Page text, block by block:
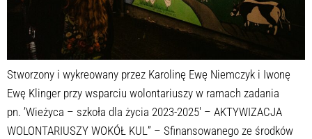
Stworzony i wykreowany przez Karolinę Ewę Niemczyk i Iwonę
Ewę Klinger przy wsparciu wolontariuszy w ramach zadania
pn. ’Wieżyca – szkoła dla życia 2023-2025′ – AKTYWIZACJA
WOLONTARIUSZY WOKÓŁ KUL” – Sfinansowanego ze środków